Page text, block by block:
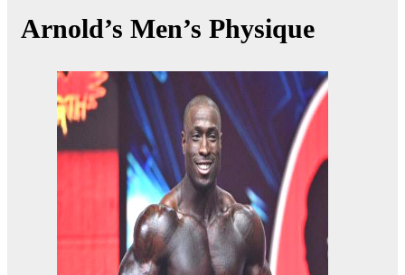
Arnold’s Men’s Physique